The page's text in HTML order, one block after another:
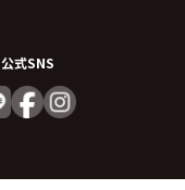
託を行います。
公式SNS